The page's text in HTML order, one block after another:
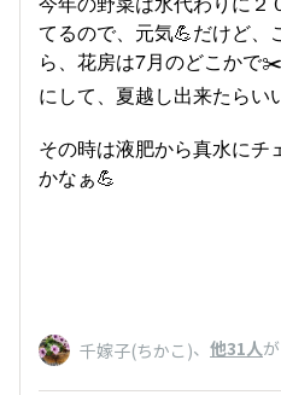
てるので、元気💪だけど、
ら、花房は7月のどこかで
にして、夏越し出来たらい
その時は液肥から真水にチ
かなぁ💪
千嫁子(ちかこ)、 他31人